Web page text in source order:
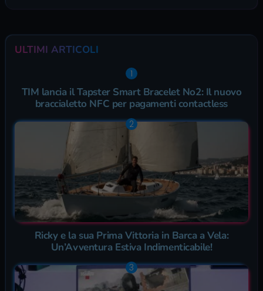
ULTIMI ARTICOLI
TIM lancia il Tapster Smart Bracelet No2: Il nuovo
braccialetto NFC per pagamenti contactless
Ricky e la sua Prima Vittoria in Barca a Vela:
Un’Avventura Estiva Indimenticabile!